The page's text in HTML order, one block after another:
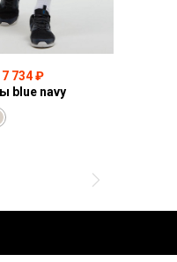
7 734 ₽
blue navy